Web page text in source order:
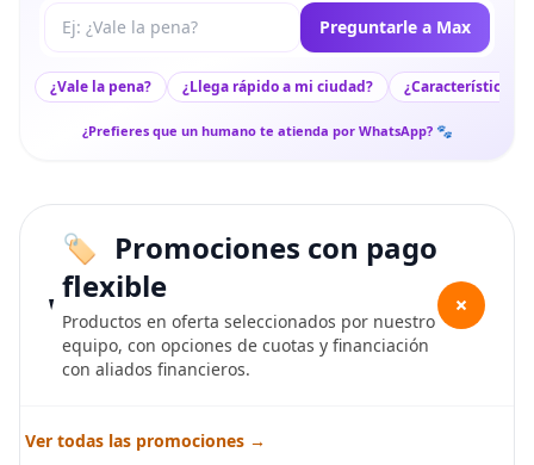
Tu pregunta a Max Preguntarle a Max
¿Vale la pena? ¿Llega rápido a mi ciudad? ¿Características
¿Prefieres que un humano te atienda por WhatsApp? 🐾
Promociones con pago
flexible
Productos en oferta seleccionados por nuestro
equipo, con opciones de cuotas y financiación
con aliados financieros.
+
Ver todas las promociones →